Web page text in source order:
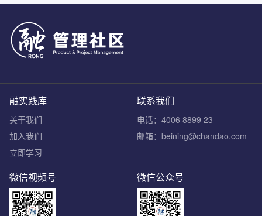
联系我们
电话：4006 8899 23
邮箱：beining@chandao.com
融实践库
关于我们
加入我们
立即学习
微信公众号
微信视频号